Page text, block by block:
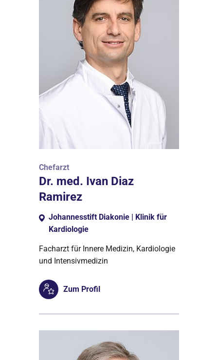
Chefarzt
Dr. med. Ivan Diaz
Ramirez
Johannesstift Diakonie | Klinik für
Kardiologie
Facharzt für Innere Medizin, Kardiologie
und Intensivmedizin
Zum Profil